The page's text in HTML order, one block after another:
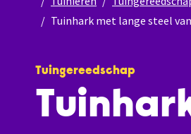
Tuinhark met lange steel
Tuingereedschap